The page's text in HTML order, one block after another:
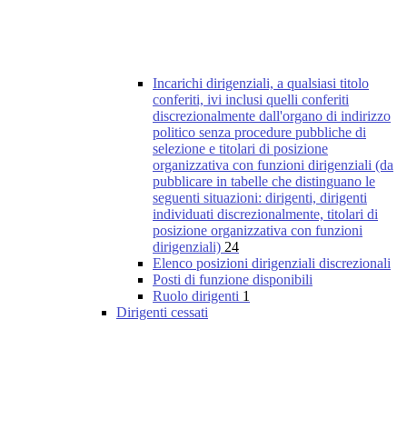
Incarichi dirigenziali, a qualsiasi titolo
conferiti, ivi inclusi quelli conferiti
discrezionalmente dall'organo di indirizzo
politico senza procedure pubbliche di
selezione e titolari di posizione
organizzativa con funzioni dirigenziali (da
pubblicare in tabelle che distinguano le
seguenti situazioni: dirigenti, dirigenti
individuati discrezionalmente, titolari di
posizione organizzativa con funzioni
dirigenziali) 24
Elenco posizioni dirigenziali discrezionali
Posti di funzione disponibili
Ruolo dirigenti 1
Dirigenti cessati